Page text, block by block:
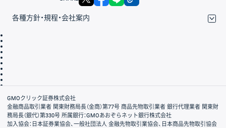
各種方針・規程・会社案内
会社案内
GMOクリック証券株式会社
金融商品取引業者 関東財務局長（金商）第77号 商品先物取引業者 銀行代理業者 関東財
務局長（銀代）第330号 所属銀行：GMOあおぞらネット銀行株式会社
加入協会：日本証券業協会、一般社団法人 金融先物取引業協会、日本商品先物取引協会